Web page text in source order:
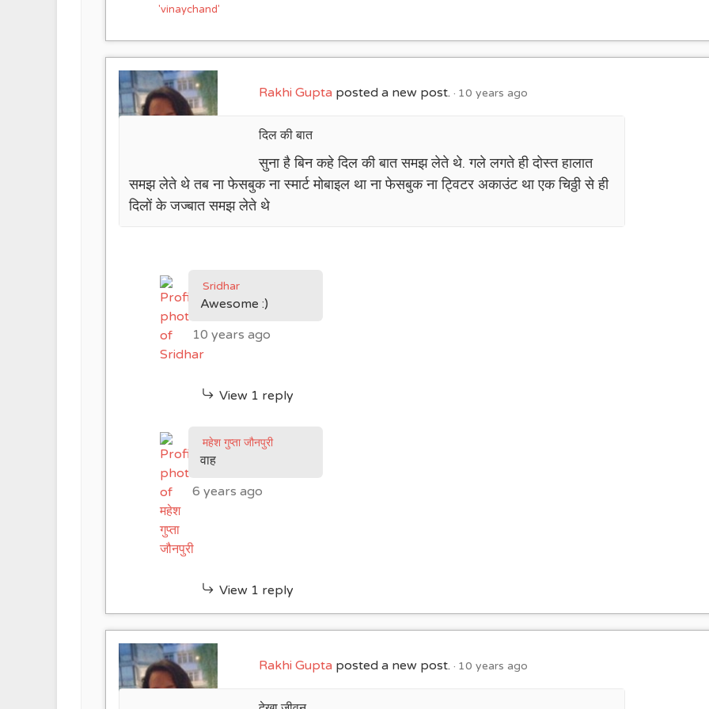
Rakhi Gupta posted a new post. 10 years ago
दिल की बात
सुना है बिन कहे दिल की बात समझ लेते थे. गले लगते ही दोस्त हालात
समझ लेते थे तब ना फेसबुक ना स्मार्ट मोबाइल था ना फेसबुक ना ट्विटर अकाउंट था एक चिठ्ठी से ही
दिलों के जज्बात समझ लेते थे
Sridhar
Awesome :)
10 years ago
View 1 reply
महेश गुप्ता जौनपुरी
वाह
6 years ago
View 1 reply
Rakhi Gupta posted a new post. 10 years ago